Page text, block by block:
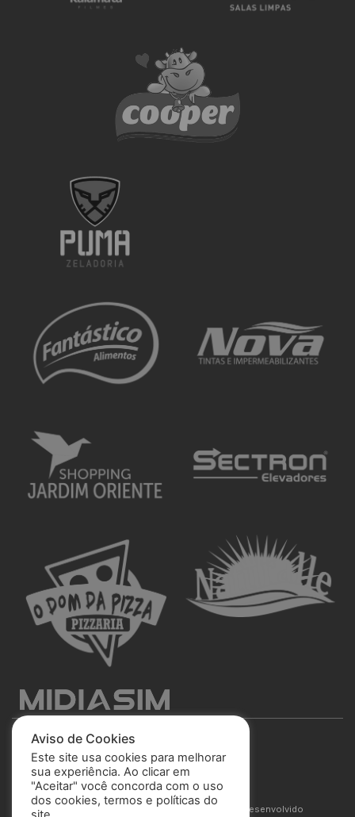
São José Esporte Clube
© 2025 Todos os direitos reservados. Site desenvolvido
Aviso de Cookies
Este site usa cookies para melhorar
sua experiência. Ao clicar em
"Aceitar" você concorda com o uso
dos cookies, termos e políticas do